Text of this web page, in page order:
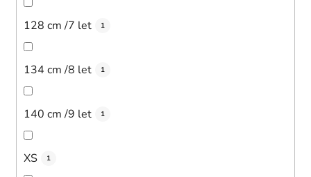
128 cm /7 let 1
134 cm /8 let 1
140 cm /9 let 1
XS 1